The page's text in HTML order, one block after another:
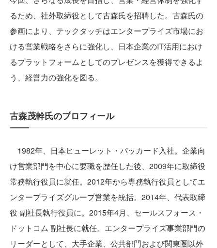
るため、社外取締役として古森氏を招聘した。古森氏の
参画により、テックタッチはエンタープライズ市場にお
ける営業戦略をさらに強化し、日本企業のIT活用におけ
るプラットフォームとしてのプレゼンスを獲得できるよ
う、経営力の強化を図る。
古森茂幹氏のプロフィール
1982年、日本ヒューレット・パッカード入社。企業向
け営業部門を中心に要職を歴任した後、2009年に取締役
常務執行役員に就任。2012年から専務執行役員としてエ
ンタープライズグループ営業を統括。2014年、代表取締
役 副社長執行役員に。2015年4月、セールスフォース・
ドットコム 副社長に就任。エンタープライズ事業部門の
リーダーとして、大手企業、公共部門および関東圏以外